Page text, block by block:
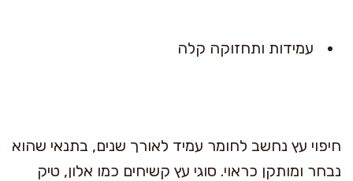
עמידות ותחזוקה קלה
חיפוי עץ נחשב לחומר עמיד לאורך שנים, בתנאי שהוא
נבחר ומותקן כראוי. סוגי עץ קשיחים כמו אלון, טיק